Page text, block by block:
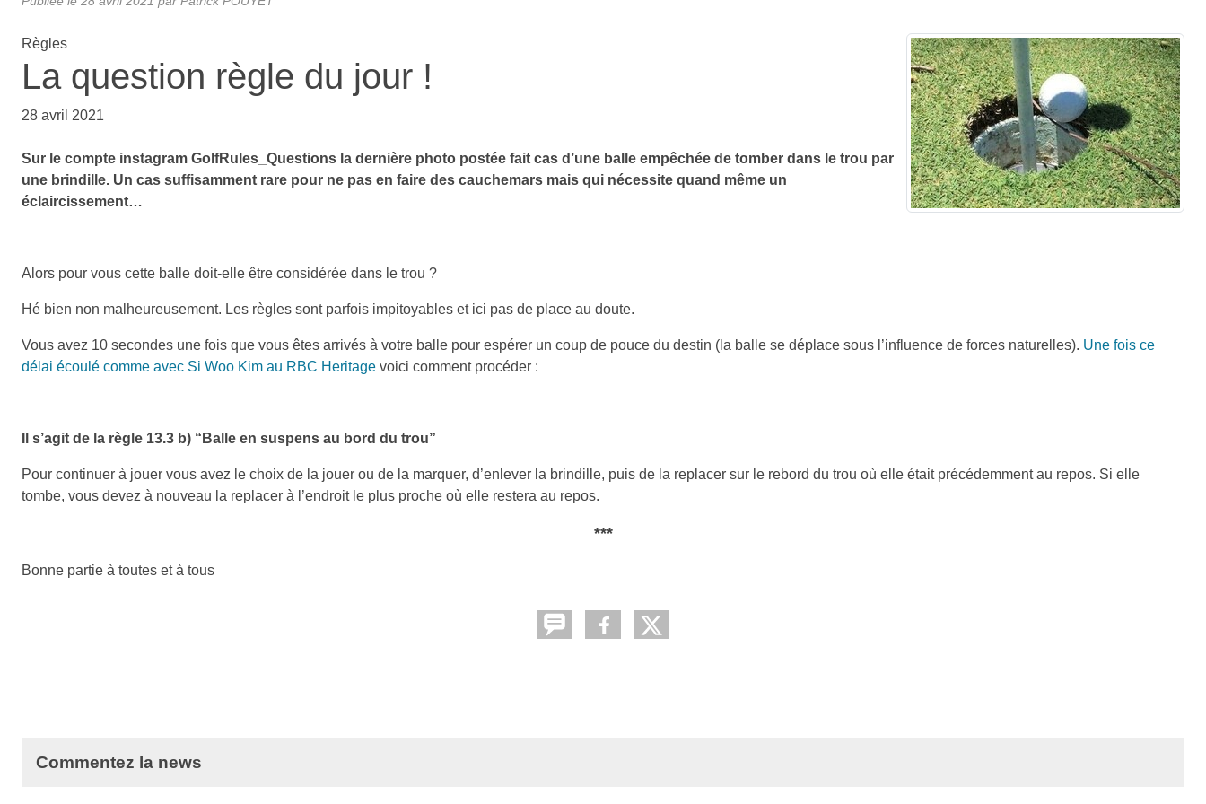
Règles
La question règle du jour !
28 avril 2021
Sur le compte instagram GolfRules_Questions la dernière photo postée fait cas d’une balle empêchée de tomber dans le trou par
une brindille. Un cas suffisamment rare pour ne pas en faire des cauchemars mais qui nécessite quand même un
éclaircissement…
Alors pour vous cette balle doit-elle être considérée dans le trou ?
Hé bien non malheureusement. Les règles sont parfois impitoyables et ici pas de place au doute.
Vous avez 10 secondes une fois que vous êtes arrivés à votre balle pour espérer un coup de pouce du destin (la balle se déplace sous l’influence de forces naturelles). Une fois ce
délai écoulé comme avec Si Woo Kim au RBC Heritage voici comment procéder :
Il s’agit de la règle 13.3 b) “Balle en suspens au bord du trou”
Pour continuer à jouer vous avez le choix de la jouer ou de la marquer, d’enlever la brindille, puis de la replacer sur le rebord du trou où elle était précédemment au repos. Si elle
tombe, vous devez à nouveau la replacer à l’endroit le plus proche où elle restera au repos.
***
Bonne partie à toutes et à tous
Commentez la news